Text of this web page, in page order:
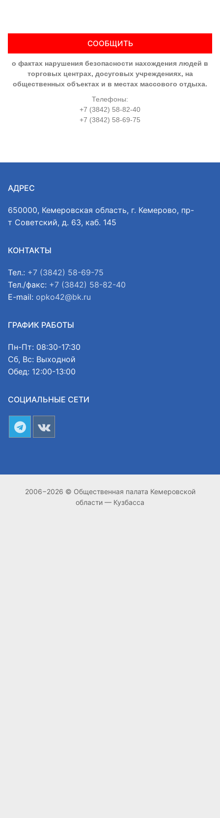
СООБЩИТЬ
о фактах нарушения безопасности нахождения людей в
торговых центрах, досуговых учреждениях, на
общественных объектах и в местах массового отдыха.
Телефоны:
+7 (3842) 58-82-40
+7 (3842) 58-69-75
АДРЕС
650000, Кемеровская область, г. Кемерово, пр-
т Советский, д. 63, каб. 145
КОНТАКТЫ
Тел.: +7 (3842) 58-69-75
Тел./факс: +7 (3842) 58-82-40
E-mail: opko42@bk.ru
ГРАФИК РАБОТЫ
Пн-Пт: 08:30-17:30
Сб, Вс: Выходной
Обед: 12:00-13:00
СОЦИАЛЬНЫЕ СЕТИ
2006−2026 © Общественная палата Кемеровской
области — Кузбасса